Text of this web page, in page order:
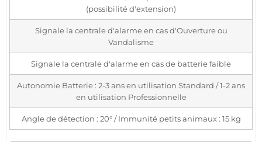
(possibilité d'extension)
Signale la centrale d'alarme en cas d'Ouverture ou
Vandalisme
Signale la centrale d'alarme en cas de batterie faible
Autonomie Batterie : 2-3 ans en utilisation Standard / 1-2 ans
en utilisation Professionnelle
Angle de détection : 20° / Immunité petits animaux : 15 kg